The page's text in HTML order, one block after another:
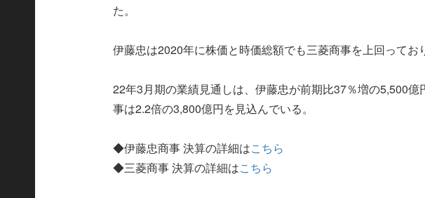
た。
伊藤忠は2020年に株価と時価総額でも三菱商事を上回ってお
22年3月期の業績見通しは、伊藤忠が前期比37％増の5,500
事は2.2倍の3,800億円を見込んでいる。
◆伊藤忠商事 決算の詳細はこちら
◆三菱商事 決算の詳細はこちら